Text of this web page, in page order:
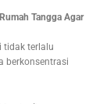
Tangga Agar
tidak terlalu
berkonsentrasi